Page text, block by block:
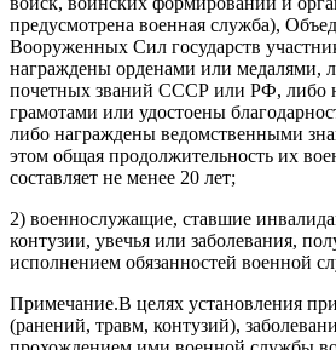
предусмотрена военная служба),
Вооруженных Сил государств
награждены орденами или медалями,
почетных званий СССР или РФ, либо
грамотами или удостоены
либо награждены ведомственными
этом общая продолжительность их
составляет не менее 20 лет;
2) военнослужащие, ставшие
контузии, увечья или заболевания,
исполнением обязанностей военной
Примечание.В целях установления
(ранений, травм, контузий),